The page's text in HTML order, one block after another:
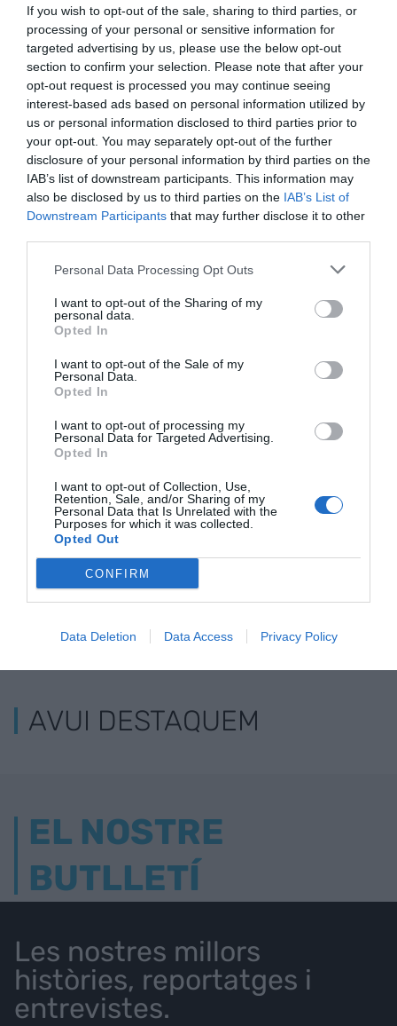
If you wish to opt-out of the sale, sharing to third parties, or
processing of your personal or sensitive information for
targeted advertising by us, please use the below opt-out
section to confirm your selection. Please note that after your
opt-out request is processed you may continue seeing
interest-based ads based on personal information utilized by
us or personal information disclosed to third parties prior to
your opt-out. You may separately opt-out of the further
disclosure of your personal information by third parties on the
IAB’s list of downstream participants. This information may
also be disclosed by us to third parties on the IAB’s List of
Downstream Participants that may further disclose it to other
Personal Data Processing Opt Outs
I want to opt-out of the Sharing of my
personal data.
Opted In
I want to opt-out of the Sale of my
Personal Data.
Opted In
I want to opt-out of processing my
Personal Data for Targeted Advertising.
Opted In
I want to opt-out of Collection, Use,
Retention, Sale, and/or Sharing of my
Personal Data that Is Unrelated with the
Purposes for which it was collected.
Opted Out
CONFIRM
Data Deletion Data Access Privacy Policy
RELACIONADES
El 93% dels ciclistes
pateixen la
vehicles als carrils
Bike rental, el negoci de la bici
ELS MÉS LLEGITS
AVUI DESTAQUEM
EL NOSTRE
BUTLLETÍ
Les nostres millors
històries, reportatges i
entrevistes.